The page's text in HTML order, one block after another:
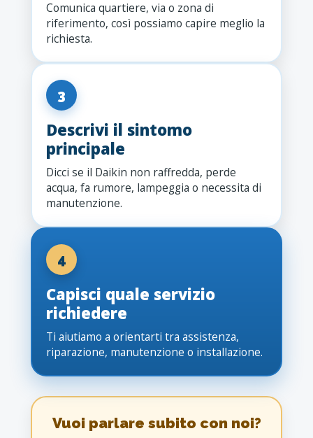
Comunica quartiere, via o zona di
riferimento, così possiamo capire meglio la
richiesta.
3
Descrivi il sintomo
principale
Dicci se il Daikin non raffredda, perde
acqua, fa rumore, lampeggia o necessita di
manutenzione.
4
Capisci quale servizio
richiedere
Ti aiutiamo a orientarti tra assistenza,
riparazione, manutenzione o installazione.
Vuoi parlare subito con noi?